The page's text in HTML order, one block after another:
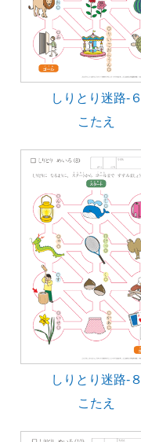
しりとり迷路-６
こたえ
しりとり迷路-８
こたえ